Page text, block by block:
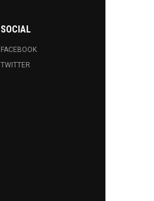
SOCIAL
FACEBOOK
TWITTER